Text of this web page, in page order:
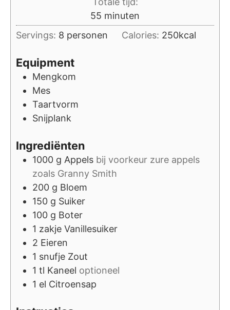
55 minuten
minuten
Servings: 8 personen Calories: 250kcal
Equipment
Mengkom
Mes
Taartvorm
Snijplank
Ingrediënten
1000 g Appels bij voorkeur zure appels
zoals Granny Smith
200 g Bloem
150 g Suiker
100 g Boter
1 zakje Vanillesuiker
2 Eieren
1 snufje Zout
1 tl Kaneel optioneel
1 el Citroensap